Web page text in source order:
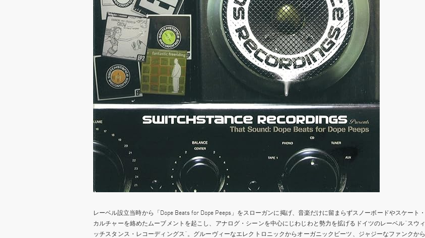
レーベル設立当時から「Dope Beats for Dope Peeps」をスローガンに掲げ、音楽だけに留まらずスノーボードやスケート・
カルチャーを絡めたムーブメントを起こし、アナログ・シーンを中心にじわじわと勢力を拡げるドイツのレーベル“スウィ
ッチスタンス・レコーディングス”。グルーヴィーなエレクトロニックからオーガニックビーツ、ジャジーなファンクから